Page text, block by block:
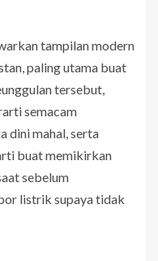
tampilan modern
paling utama buat
tersebut,
semacam
dini mahal, serta
buat memikirkan
sebelum
listrik supaya tidak